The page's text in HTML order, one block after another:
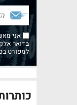
אני
בדואר
למפורט בסעיף 10